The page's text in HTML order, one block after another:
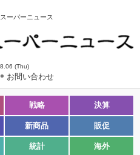
ーパーニュース
(Thu)
お問い合わせ
戦略 決算
新商品 販促
統計 海外